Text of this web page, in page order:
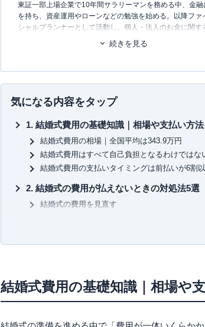
東証一部上場企業で10年間サラリーマンを務める中、金融
を持ち、資産運用やローンなどの勉強を始める。以降ファ
シャルプランナーとして活動し、個人・法人のお金に関す
談、北海道のテレビ番組のコメンテーター、年間毎年約
セミナー講師なども務める。趣味はフィットネス。健康と
続きを見る
気になる内容をタップ
結婚式費用の基礎知識｜相場や支払い方
結婚式費用の相場｜全国平均は343.9万円
結婚式費用はすべて自己負担となるわけではな
結婚式費用の支払いタイミングは前払いが6割
結婚式の費用が払えないときの対処法5選
結婚式の費用を見直す
カードローンでお金を借りる
結婚式費用が足りないときはブライダル
ローン利用時の3つの注意点
結婚式費用の基礎知識｜相場や